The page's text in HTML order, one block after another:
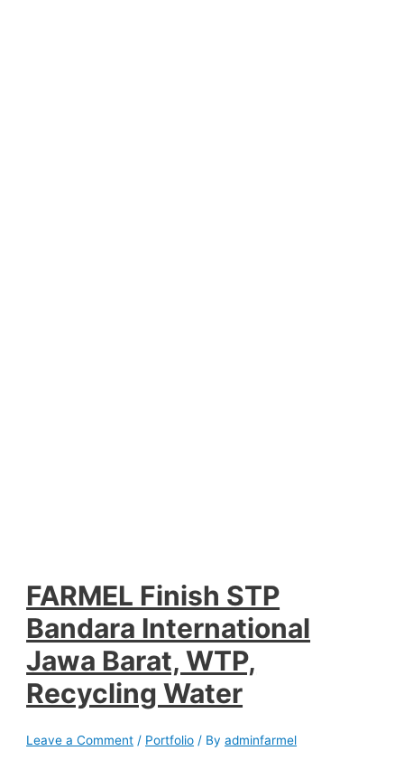
FARMEL Finish STP
Bandara International
Jawa Barat, WTP,
Recycling Water
Leave a Comment / Portfolio / Byadminfarmel